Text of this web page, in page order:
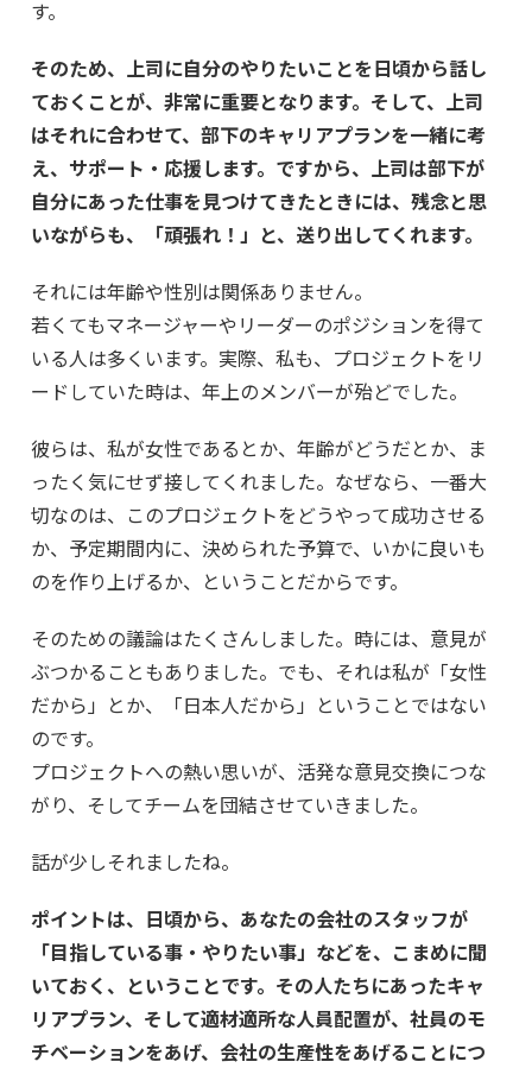
す。
そのため、上司に自分のやりたいことを日頃から話し
ておくことが、非常に重要となります。そして、上司
はそれに合わせて、部下のキャリアプランを一緒に考
え、サポート・応援します。ですから、上司は部下が
自分にあった仕事を見つけてきたときには、残念と思
いながらも、「頑張れ！」と、送り出してくれます。
それには年齢や性別は関係ありません。
若くてもマネージャーやリーダーのポジションを得て
いる人は多くいます。実際、私も、プロジェクトをリ
ードしていた時は、年上のメンバーが殆どでした。
彼らは、私が女性であるとか、年齢がどうだとか、ま
ったく気にせず接してくれました。なぜなら、一番大
切なのは、このプロジェクトをどうやって成功させる
か、予定期間内に、決められた予算で、いかに良いも
のを作り上げるか、ということだからです。
そのための議論はたくさんしました。時には、意見が
ぶつかることもありました。でも、それは私が「女性
だから」とか、「日本人だから」ということではない
のです。
プロジェクトへの熱い思いが、活発な意見交換につな
がり、そしてチームを団結させていきました。
話が少しそれましたね。
ポイントは、日頃から、あなたの会社のスタッフが
「目指している事・やりたい事」などを、こまめに聞
いておく、ということです。その人たちにあったキャ
リアプラン、そして適材適所な人員配置が、社員のモ
チベーションをあげ、会社の生産性をあげることにつ